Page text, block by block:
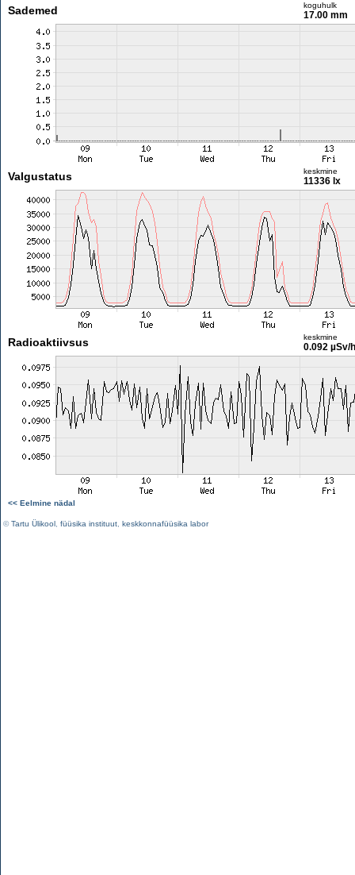
Sademed koguhulk
17.00 mm
Valgustatus keskmine
11336 lx
Radioaktiivsus keskmine
0.092 µSv/h
<< Eelmine nädal
©Tartu Ülikool füüsika instituut keskkonnafüüsika labor